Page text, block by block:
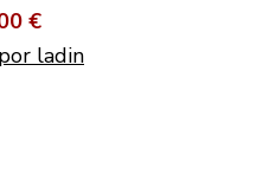
€
ladin